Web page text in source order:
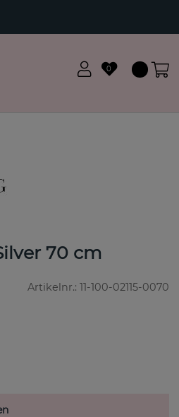
0
70 cm
Artikelnr.: 11-100-02115-0070